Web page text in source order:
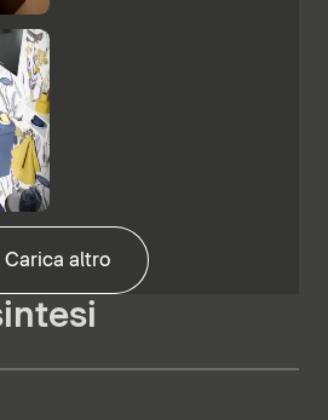
Carica altro